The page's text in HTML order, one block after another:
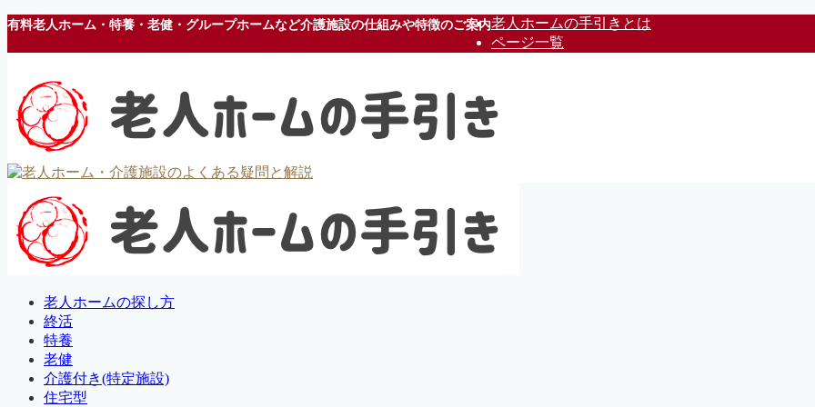
有料老人ホーム・特養・老健・グループホームなど介護施設の仕組みや特徴のご案内老人ホームの手引きとは
ページ一覧
老人ホームの探し方
終活
特養
老健
介護付き(特定施設)
住宅型